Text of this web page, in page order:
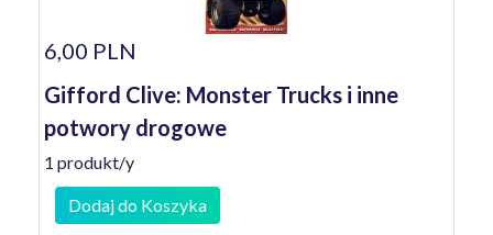
6,00 PLN
Gifford Clive: Monster Trucks i inne
potwory drogowe
1 produkt/y
Dodaj do Koszyka